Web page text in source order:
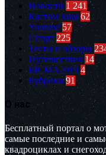
Новости 1 241
Кастом зона 62
Youtube 57
Спорт 225
Тесты и обзоры
Путешествия 14
EICMA2019 4
Рубрики 91
О нас
Бесплатный портал о
самые последние и
квадроциклах и